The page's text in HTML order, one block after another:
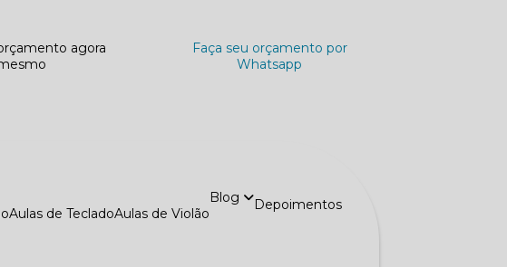
agora
Faça seu orçamento por
Whatsapp
Aulas de Teclado Aulas de Violão
Blog Depoimentos